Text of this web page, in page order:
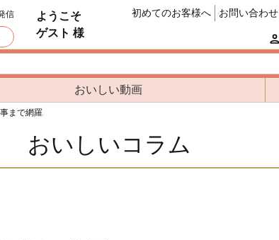
信
ようこそ
ゲスト 様
初めてのお客様へ お問い合わせ
おいしい動画
まで網羅
おいしいコラム